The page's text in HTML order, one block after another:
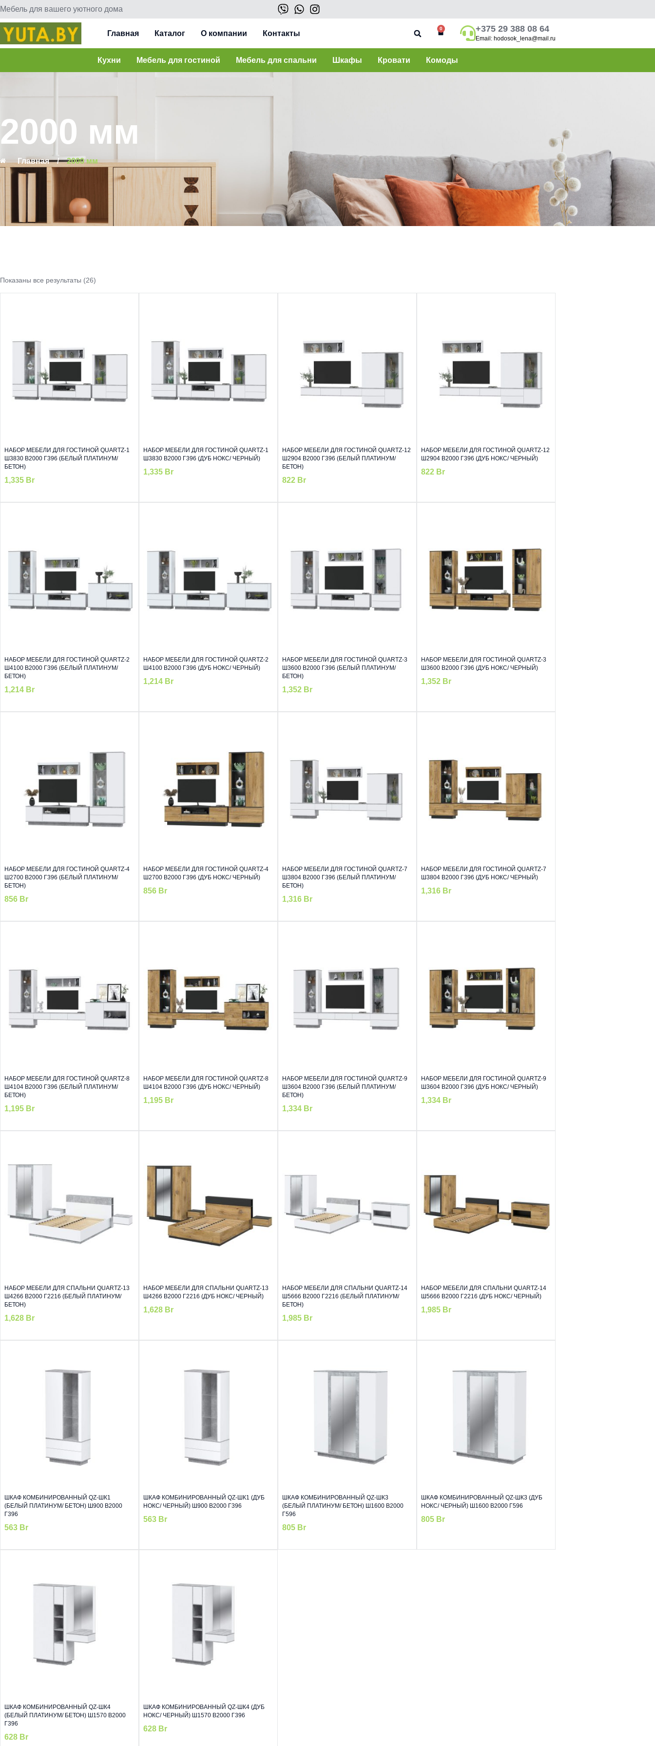
Мебель для вашего уютного дома
Главная Каталог О компании Контакты
0 +375 29 388 08 64
Email: hodosok_lena@mail.ru
Кухни Мебель для гостиной Мебель для спальни Шкафы Кровати Комоды
2000 мм
Главная / 2000 мм
Показаны все результаты (26)
НАБОР МЕБЕЛИ ДЛЯ ГОСТИНОЙ QUARTZ-1
Ш3830 В2000 Г396 (БЕЛЫЙ ПЛАТИНУМ/
БЕТОН)
1,335 Br
НАБОР МЕБЕЛИ ДЛЯ ГОСТИНОЙ QUARTZ-1
Ш3830 В2000 Г396 (ДУБ НОКС/ ЧЕРНЫЙ)
1,335 Br
НАБОР МЕБЕЛИ ДЛЯ ГОСТИНОЙ QUARTZ-12
Ш2904 В2000 Г396 (БЕЛЫЙ ПЛАТИНУМ/
БЕТОН)
822 Br
НАБОР МЕБЕЛИ ДЛЯ ГОСТИНОЙ QUARTZ-12
Ш2904 В2000 Г396 (ДУБ НОКС/ ЧЕРНЫЙ)
822 Br
НАБОР МЕБЕЛИ ДЛЯ ГОСТИНОЙ QUARTZ-2
Ш4100 В2000 Г396 (БЕЛЫЙ ПЛАТИНУМ/
БЕТОН)
1,214 Br
НАБОР МЕБЕЛИ ДЛЯ ГОСТИНОЙ QUARTZ-2
Ш4100 В2000 Г396 (ДУБ НОКС/ ЧЕРНЫЙ)
1,214 Br
НАБОР МЕБЕЛИ ДЛЯ ГОСТИНОЙ QUARTZ-3
Ш3600 В2000 Г396 (БЕЛЫЙ ПЛАТИНУМ/
БЕТОН)
1,352 Br
НАБОР МЕБЕЛИ ДЛЯ ГОСТИНОЙ QUARTZ-3
Ш3600 В2000 Г396 (ДУБ НОКС/ ЧЕРНЫЙ)
1,352 Br
НАБОР МЕБЕЛИ ДЛЯ ГОСТИНОЙ QUARTZ-4
Ш2700 В2000 Г396 (БЕЛЫЙ ПЛАТИНУМ/
БЕТОН)
856 Br
НАБОР МЕБЕЛИ ДЛЯ ГОСТИНОЙ QUARTZ-4
Ш2700 В2000 Г396 (ДУБ НОКС/ ЧЕРНЫЙ)
856 Br
НАБОР МЕБЕЛИ ДЛЯ ГОСТИНОЙ QUARTZ-7
Ш3804 В2000 Г396 (БЕЛЫЙ ПЛАТИНУМ/
БЕТОН)
1,316 Br
НАБОР МЕБЕЛИ ДЛЯ ГОСТИНОЙ QUARTZ-7
Ш3804 В2000 Г396 (ДУБ НОКС/ ЧЕРНЫЙ)
1,316 Br
НАБОР МЕБЕЛИ ДЛЯ ГОСТИНОЙ QUARTZ-8
Ш4104 В2000 Г396 (БЕЛЫЙ ПЛАТИНУМ/
БЕТОН)
1,195 Br
НАБОР МЕБЕЛИ ДЛЯ ГОСТИНОЙ QUARTZ-8
Ш4104 В2000 Г396 (ДУБ НОКС/ ЧЕРНЫЙ)
1,195 Br
НАБОР МЕБЕЛИ ДЛЯ ГОСТИНОЙ QUARTZ-9
Ш3604 В2000 Г396 (БЕЛЫЙ ПЛАТИНУМ/
БЕТОН)
1,334 Br
НАБОР МЕБЕЛИ ДЛЯ ГОСТИНОЙ QUARTZ-9
Ш3604 В2000 Г396 (ДУБ НОКС/ ЧЕРНЫЙ)
1,334 Br
НАБОР МЕБЕЛИ ДЛЯ СПАЛЬНИ QUARTZ-13
Ш4266 В2000 Г2216 (БЕЛЫЙ ПЛАТИНУМ/
БЕТОН)
1,628 Br
НАБОР МЕБЕЛИ ДЛЯ СПАЛЬНИ QUARTZ-13
Ш4266 В2000 Г2216 (ДУБ НОКС/ ЧЕРНЫЙ)
1,628 Br
НАБОР МЕБЕЛИ ДЛЯ СПАЛЬНИ QUARTZ-14
Ш5666 В2000 Г2216 (БЕЛЫЙ ПЛАТИНУМ/
БЕТОН)
1,985 Br
НАБОР МЕБЕЛИ ДЛЯ СПАЛЬНИ QUARTZ-14
Ш5666 В2000 Г2216 (ДУБ НОКС/ ЧЕРНЫЙ)
1,985 Br
ШКАФ КОМБИНИРОВАННЫЙ QZ-ШК1
(БЕЛЫЙ ПЛАТИНУМ/ БЕТОН) Ш900 В2000
Г396
563 Br
ШКАФ КОМБИНИРОВАННЫЙ QZ-ШК1 (ДУБ
НОКС/ ЧЕРНЫЙ) Ш900 В2000 Г396
563 Br
ШКАФ КОМБИНИРОВАННЫЙ QZ-ШК3
(БЕЛЫЙ ПЛАТИНУМ/ БЕТОН) Ш1600 В2000
Г596
805 Br
ШКАФ КОМБИНИРОВАННЫЙ QZ-ШК3 (ДУБ
НОКС/ ЧЕРНЫЙ) Ш1600 В2000 Г596
805 Br
ШКАФ КОМБИНИРОВАННЫЙ QZ-ШК4
(БЕЛЫЙ ПЛАТИНУМ/ БЕТОН) Ш1570 В2000
Г396
628 Br
ШКАФ КОМБИНИРОВАННЫЙ QZ-ШК4 (ДУБ
НОКС/ ЧЕРНЫЙ) Ш1570 В2000 Г396
628 Br